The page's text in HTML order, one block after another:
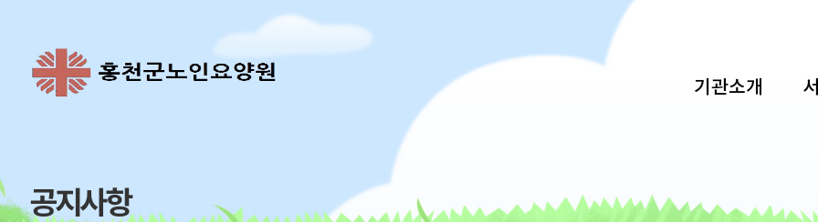
기관소개
공지사항